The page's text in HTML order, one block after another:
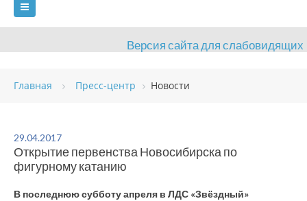
Версия сайта для слабовидящих
ГЛАВНАЯ
ВИДЫ СПОРТА
ОБЪЕКТЫ ДОКУМЕНТЫ
ОЦЕНКА КАЧЕСТВА ОБРАЗОВАНИЯ ВАКАНСИИ
Главная Пресс-центр Новости
29.04.2017
Открытие первенства Новосибирска по
фигурному катанию
В последнюю субботу апреля в ЛДС «Звёздный»